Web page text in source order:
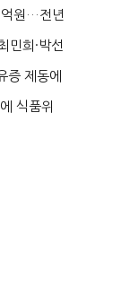
원…전년
민희·박선
증 제동에
식품위